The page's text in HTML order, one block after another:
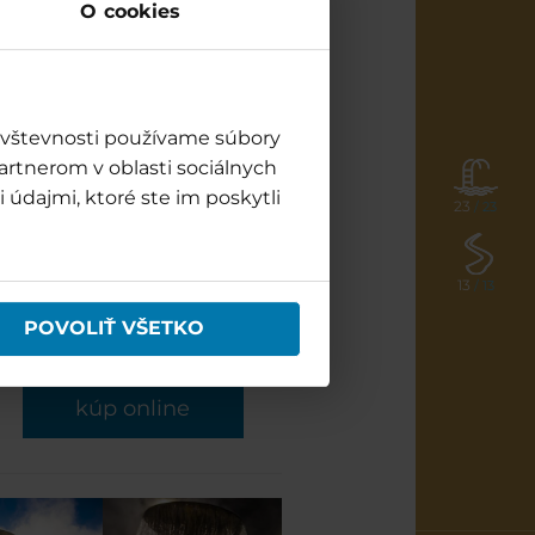
O cookies
používame súbory
v oblasti sociálnych
údajmi, ktoré ste im poskytli
POVOLIŤ VŠETKO
23 / 23
13 / 13
Gopass SKI FLEXI Sezónka–
rozdílu mezi 3-hodinovou a
kúp online